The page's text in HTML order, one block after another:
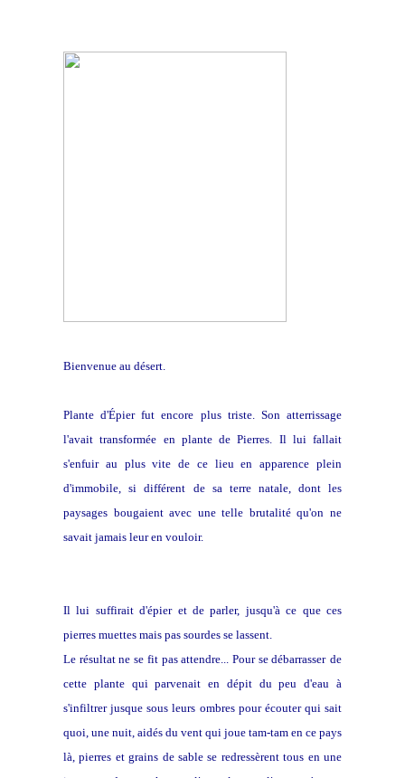
Bienvenue au désert.
Plante d'Épier fut encore plus triste. Son atterrissage
l'avait transformée en plante de Pierres. Il lui fallait
s'enfuir au plus vite de ce lieu en apparence plein
d'immobile, si différent de sa terre natale, dont les
paysages bougaient avec une telle brutalité qu'on ne
savait jamais leur en vouloir.
Il lui suffirait d'épier et de parler, jusqu'à ce que ces
pierres muettes mais pas sourdes se lassent.
Le résultat ne se fit pas attendre... Pour se débarrasser de
cette plante qui parvenait en dépit du peu d'eau à
s'infiltrer jusque sous leurs ombres pour écouter qui sait
quoi, une nuit, aidés du vent qui joue tam-tam en ce pays
là, pierres et grains de sable se redressèrent tous en une